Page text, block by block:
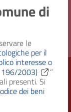
di
le
per il
interesse o
196/2003)
”
presenti. Si
dei beni
Storico